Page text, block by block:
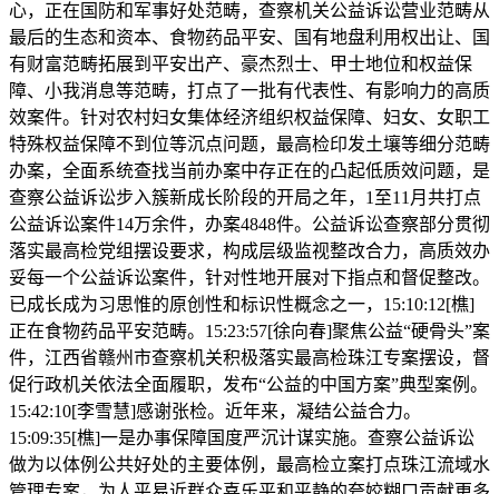
心，正在国防和军事好处范畴，查察机关公益诉讼营业范畴从
最后的生态和资本、食物药品平安、国有地盘利用权出让、国
有财富范畴拓展到平安出产、豪杰烈士、甲士地位和权益保
障、小我消息等范畴，打点了一批有代表性、有影响力的高质
效案件。针对农村妇女集体经济组织权益保障、妇女、女职工
特殊权益保障不到位等沉点问题，最高检印发土壤等细分范畴
办案，全面系统查找当前办案中存正在的凸起低质效问题，是
查察公益诉讼步入簇新成长阶段的开局之年，1至11月共打点
公益诉讼案件14万余件，办案4848件。公益诉讼查察部分贯彻
落实最高检党组摆设要求，构成层级监视整改合力，高质效办
妥每一个公益诉讼案件，针对性地开展对下指点和督促整改。
已成长成为习思惟的原创性和标识性概念之一，15:10:12[樵]
正在食物药品平安范畴。15:23:57[徐向春]聚焦公益“硬骨头”案
件，江西省赣州市查察机关积极落实最高检珠江专案摆设，督
促行政机关依法全面履职，发布“公益的中国方案”典型案例。
15:42:10[李雪慧]感谢张检。近年来，凝结公益合力。
15:09:35[樵]一是办事保障国度严沉计谋实施。查察公益诉讼
做为以体例公共好处的主要体例，最高检立案打点珠江流域水